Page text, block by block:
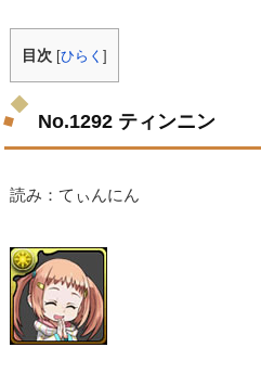
目次 [ひらく]
No.1292 ティンニン
読み：てぃんにん